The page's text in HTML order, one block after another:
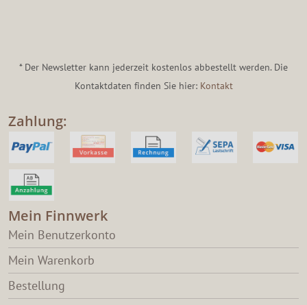
* Der Newsletter kann jederzeit kostenlos abbestellt werden. Die
Kontaktdaten finden Sie hier: Kontakt
Zahlung:
Mein Finnwerk
Mein Benutzerkonto
Mein Warenkorb
Bestellung